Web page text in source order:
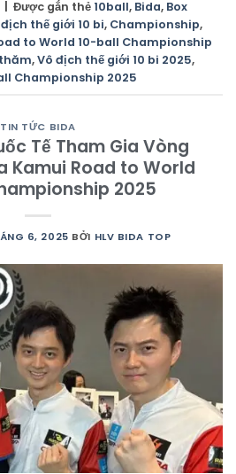
Được gắn thẻ 10ball, Bida, Box
thế giới 10 bi, Championship,
to World 10-ball Championship
thăm,Vô địch thế giới 10 bi 2025,
Championship 2025
TIN TỨC BIDA
Tế Tham Gia Vòng
Kamui Road to World
2025
6, 2025 BỞI HLV BIDA TOP